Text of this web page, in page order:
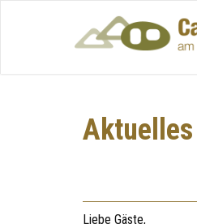
Aktuelles
Liebe Gäste,